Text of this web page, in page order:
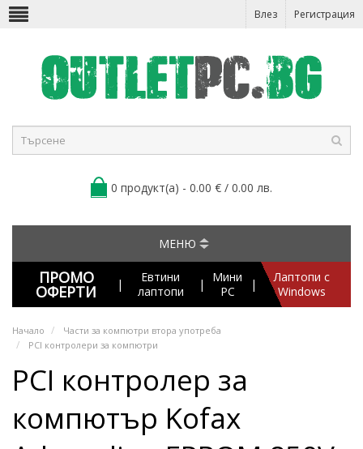
Влез Регистрация
0 продукт(а) - 0.00 € / 0.00 лв.
МЕНЮ
ПРОМО
ОФЕРТИ |
Евтини
лаптопи
|
Мини
PC
|
Лаптопи с
Windows
Начало
Части за компютри втора употреба
PCI контролери за компютри
PCI контролер за
компютър Kofax